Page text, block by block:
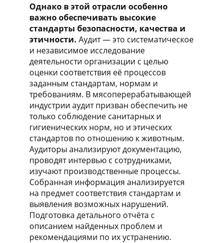
Однако в этой отрасли особенно
важно обеспечивать высокие
стандарты безопасности, качества и
этичности. Аудит — это систематическое
и независимое исследование
деятельности организации с целью
оценки соответствия её процессов
заданным стандартам, нормам и
требованиям. В мясоперерабатывающей
индустрии аудит призван обеспечить не
только соблюдение санитарных и
гигиенических норм, но и этических
стандартов по отношению к животным.
Аудиторы анализируют документацию,
проводят интервью с сотрудниками,
изучают производственные процессы.
Собранная информация анализируется
на предмет соответствия стандартам и
выявления возможных нарушений.
Подготовка детального отчёта с
описанием найденных проблем и
рекомендациями по их устранению.